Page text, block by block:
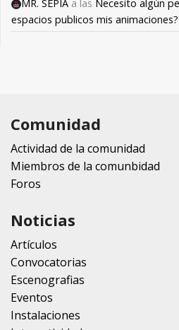
MR. SEPIA a las Necesito algún
espacios publicos mis animaciones?
Comunidad
Actividad de la comunidad
Miembros de la comunbidad
Foros
Noticias
Artículos
Convocatorias
Escenografias
Eventos
Instalaciones